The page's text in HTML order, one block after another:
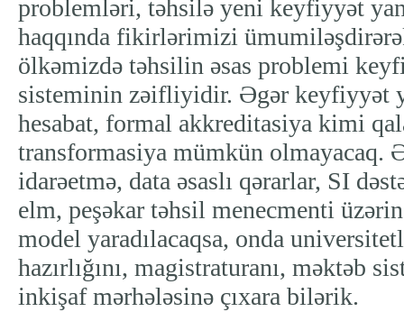
problemləri, təhsilə yeni keyfiyyət
haqqında fikirlərimizi
ölkəmizdə təhsilin əsas problemi
sisteminin zəifliyidir. Əgər keyfiyyət
hesabat, formal akkreditasiya kimi
transformasiya mümkün olmayacaq.
idarəetmə, data əsaslı qərarlar, SI
elm, peşəkar təhsil menecmenti
model yaradılacaqsa, onda
hazırlığını, magistraturanı, məktəb
inkişaf mərhələsinə çıxara bilərik.